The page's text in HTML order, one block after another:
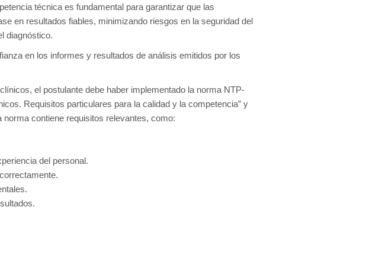
técnica es fundamental para garantizar que las
en resultados fiables, minimizando riesgos en la seguridad del
diagnóstico.
en los informes y resultados de análisis emitidos por los
el postulante debe haber implementado la norma NTP-
Requisitos particulares para la calidad y la competencia” y
contiene requisitos relevantes, como:
del personal.